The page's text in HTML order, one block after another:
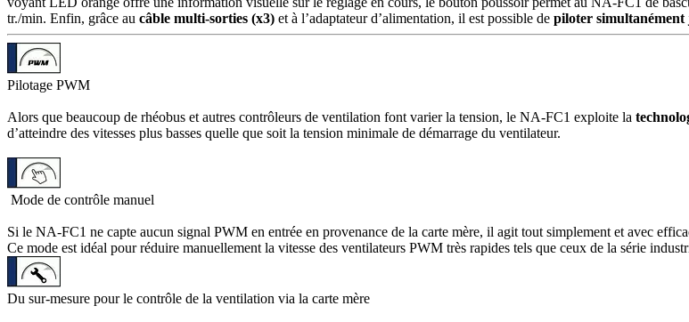
tr./min. Enfin, grâce au câble multi-sorties (x3) et à l’adaptateur d’alimentation, il est possible de piloter simultanément
Pilotage PWM
Alors que beaucoup de rhéobus et autres contrôleurs de ventilation font varier la tension, le NA-FC1 exploite la
d’atteindre des vitesses plus basses quelle que soit la tension minimale de démarrage du ventilateur.
Mode de contrôle manuel
Si le NA-FC1 ne capte aucun signal PWM en entrée en provenance de la carte mère, il agit tout simplement et avec
Ce mode est idéal pour réduire manuellement la vitesse des ventilateurs PWM très rapides tels que ceux de la série
Du sur-mesure pour le contrôle de la ventilation via la carte mère